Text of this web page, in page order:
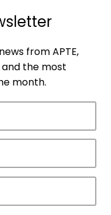
drive
from APTE,
the most
month.